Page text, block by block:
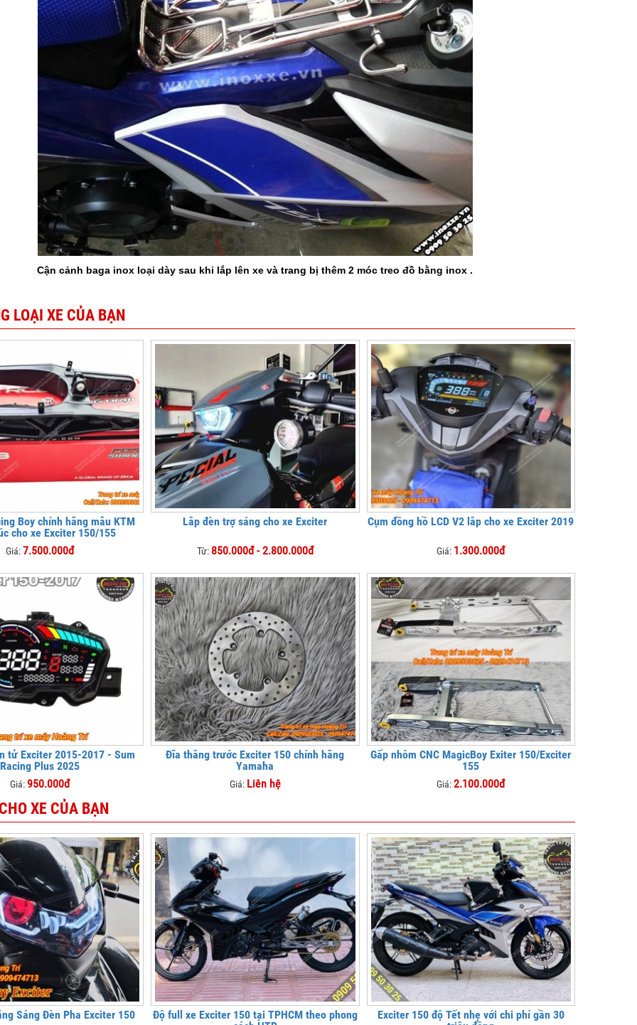
Cận cảnh baga inox loại dày sau khi lắp lên xe và trang bị thêm 2 móc treo đồ bằng inox .
LOẠI XE CỦA BẠN
Boy chính hãng mẫu KTM
cho xe Exciter 150/155
Giá:7.500.000đ
Lắp đèn trợ sáng cho xe Exciter
Từ: 850.000đ - 2.800.000đ
Cụm đồng hồ LCD V2 lắp cho xe Exciter 2019
Giá: 1.300.000đ
tử Exciter 2015-2017 - Sum
Racing Plus 2025
Giá:950.000đ
Đĩa thắng trước Exciter 150 chính hãng
Yamaha
Giá: Liên hệ
Gấp nhôm CNC MagicBoy Exiter 150/Exciter
155
Giá:2.100.000đ
XE CỦA BẠN
Sáng Đèn Pha Exciter 150
Độ full xe Exciter 150 tại TPHCM theo phong
Exciter 150 độ Tết nhẹ với chi phí gần 30